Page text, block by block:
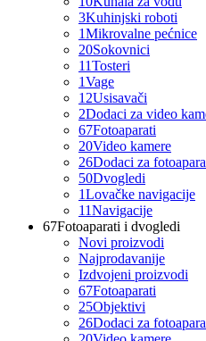
3Kuhinjski roboti
1Mikrovalne pećnice
20Sokovnici
11Tosteri
1Vage
12Usisavači
2Dodaci za video
67Fotoaparati
20Video kamere
26Dodaci za
50Dvogledi
1Lovačke navigacije
11Navigacije
67Fotoaparati i dvogledi
Novi proizvodi
Najprodavanije
Izdvojeni proizvodi
67Fotoaparati
25Objektivi
26Dodaci za